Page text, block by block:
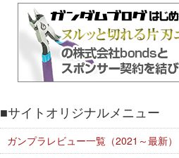
■サイトオリジナルメニュー
ガンプラレビュー一覧（2021～最新）